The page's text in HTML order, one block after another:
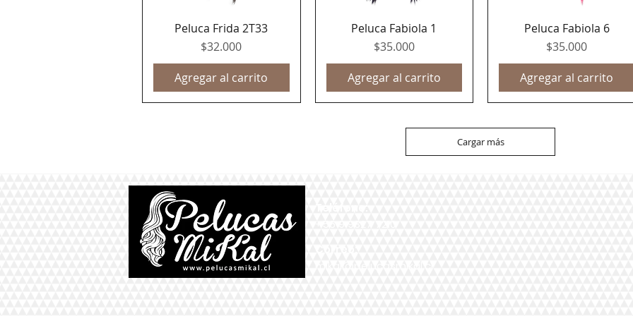
Vista rápida
Peluca Frida 2T33
Precio
$32.000
Agregar al carrito
Vista rápida
Peluca Fabiola 1
Precio
$35.000
Agregar al carrito
Vista rápida
Peluca Fabiola 6
Precio
$35.000
Agregar al carrito
Cargar más